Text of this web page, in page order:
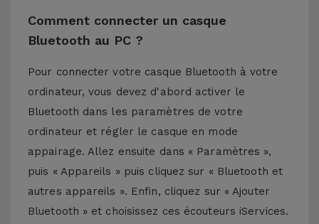
Comment connecter un casque
Bluetooth au PC ?
Pour connecter votre casque Bluetooth à votre
ordinateur, vous devez d'abord activer le
Bluetooth dans les paramètres de votre
ordinateur et régler le casque en mode
appairage. Allez ensuite dans « Paramètres »,
puis « Appareils » puis cliquez sur « Bluetooth et
autres appareils ». Enfin, cliquez sur « Ajouter
Bluetooth » et choisissez ces écouteurs iServices.